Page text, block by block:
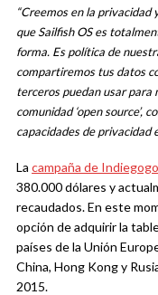
“Creemos en la privacidad
que Sailfish OS es
forma. Es política de
compartiremos tus datos
terceros puedan usar
comunidad ‘open source’,
capacidades de privacidad
La campaña de
380.000 dólares y
recaudados. En este
opción de adquirir la
países de la Unión
China, Hong Kong y
2015.